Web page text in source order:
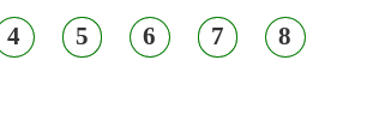
4 5 6 7 8